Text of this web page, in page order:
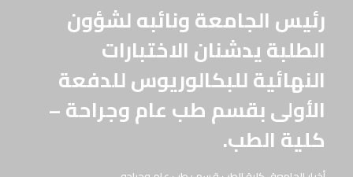
رئيس الجامعة ونائبه لشؤون
الطلبة يدشنان الاختبارات
النهائية للبكالوريوس للدفعة
الأولى بقسم طب عام وجراحة –
كلية الطب.